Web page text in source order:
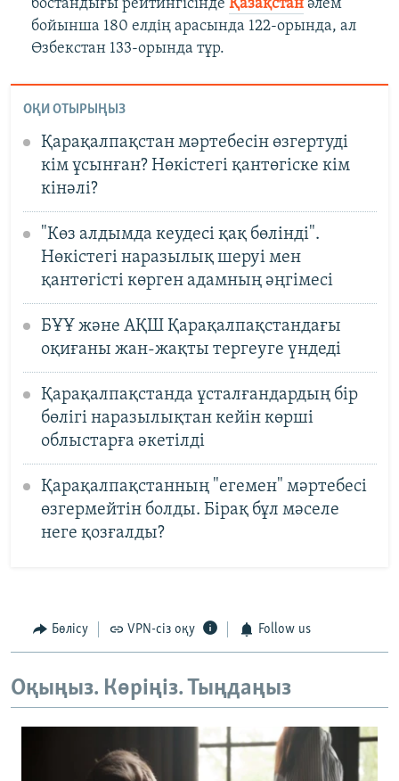
бостандығы рейтингісінде Қазақстанәлем
бойынша 180 елдің арасында 122-орында, ал
Өзбекстан 133-орында тұр.
ОҚИ ОТЫРЫҢЫЗ
Қарақалпақстан мәртебесін өзгертуді
кім ұсынған? Нөкістегі қантөгіске кім
кінәлі?
"Көз алдымда кеудесі қақ бөлінді".
Нөкістегі наразылық шеруі мен
қантөгісті көрген адамның әңгімесі
БҰҰ және АҚШ Қарақалпақстандағы
оқиғаны жан-жақты тергеуге үндеді
Қарақалпақстанда ұсталғандардың бір
бөлігі наразылықтан кейін көрші
облыстарға әкетілді
Қарақалпақстанның "егемен" мәртебесі
өзгермейтін болды. Бірақ бұл мәселе
неге қозғалды?
Бөлісу VPN-сіз оқу Follow us
Оқыңыз. Көріңіз. Тыңдаңыз